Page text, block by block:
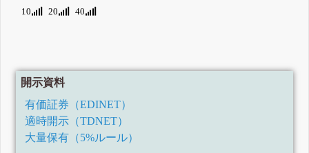
10 20 40
開示資料
有価証券（EDINET）
適時開示（TDNET）
大量保有（5%ルール）